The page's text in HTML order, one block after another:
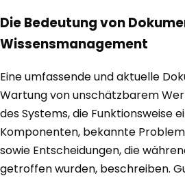
Die Bedeutung von
Wissensmanagement
Eine umfassende und aktuelle
Wartung von unschätzbarem
des Systems, die Funktionsweise
Komponenten, bekannte
sowie Entscheidungen, die
getroffen wurden, beschreiben.